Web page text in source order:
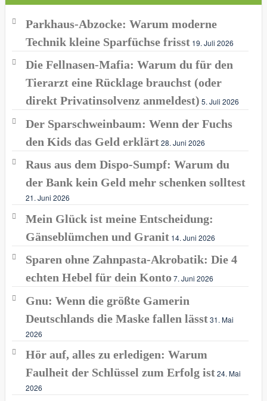
Parkhaus-Abzocke: Warum moderne
Technik kleine Sparfüchse frisst 19. Juli 2026
Die Fellnasen-Mafia: Warum du für den
Tierarzt eine Rücklage brauchst (oder
direkt Privatinsolvenz anmeldest) 5. Juli 2026
Der Sparschweinbaum: Wenn der Fuchs
den Kids das Geld erklärt28. Juni 2026
Raus aus dem Dispo-Sumpf: Warum du
der Bank kein Geld mehr schenken solltest
21. Juni 2026
Mein Glück ist meine Entscheidung:
Gänseblümchen und Granit 14. Juni 2026
Sparen ohne Zahnpasta-Akrobatik: Die 4
echten Hebel für dein Konto7. Juni 2026
Gnu: Wenn die größte Gamerin
Deutschlands die Maske fallen lässt31. Mai
2026
Hör auf, alles zu erledigen: Warum
Faulheit der Schlüssel zum Erfolg ist24. Mai
2026